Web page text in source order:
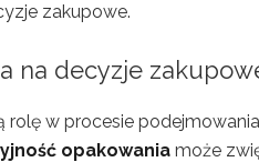
zakupowe.
na decyzje
w procesie
opakowania może